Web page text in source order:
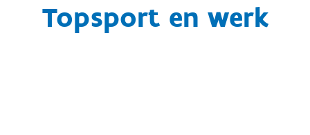
Topsport en werk